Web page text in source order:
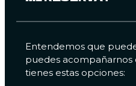
Entendemos que
puedes acompañarnos
tienes estas opciones: